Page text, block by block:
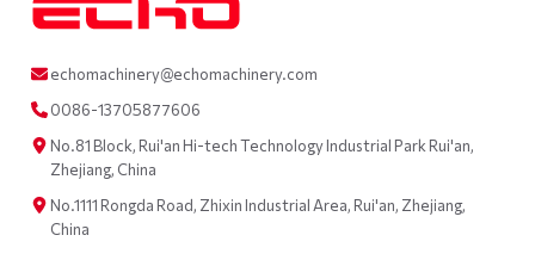
echomachinery@echomachinery.com
0086-13705877606
No.81 Block, Rui'an Hi-tech Technology Industrial Park Rui'an,
Zhejiang, China
No.1111 Rongda Road, Zhixin Industrial Area, Rui'an, Zhejiang,
China